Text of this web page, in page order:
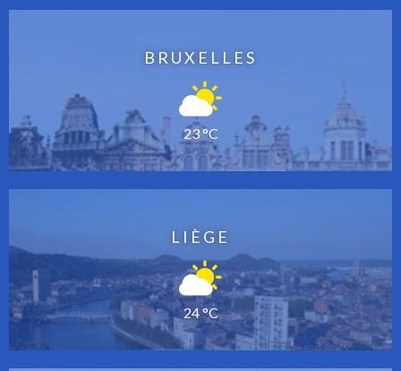
BRUXELLES
23 °C
LIÈGE
24 °C